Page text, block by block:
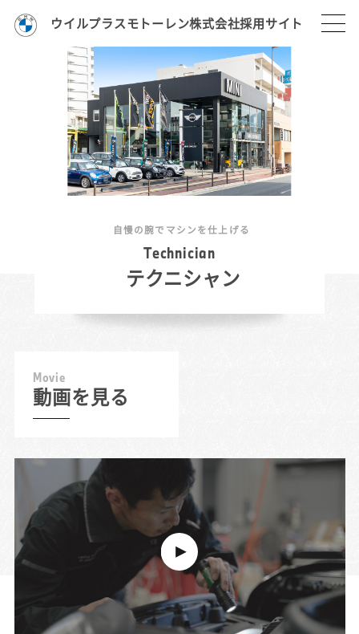
ウイルプラスモトーレン株式会社採用サイト
Technician
テクニシャン
自慢の腕でマシンを仕上げる
Movie
動画を見る